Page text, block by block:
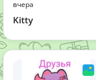
вчера
Kitty